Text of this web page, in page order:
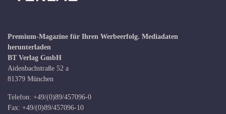
Premium-Magazine für Ihren Werbeerfolg. Mediadaten
herunterladen
BT Verlag GmbH
Aidenbachstraße 52 a
81379 München
Telefon: +49/(0)89/457096-0
Fax: +49/(0)89/457096-10